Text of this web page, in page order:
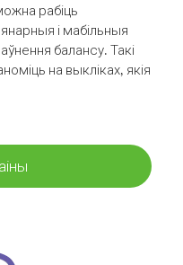
рабіць
і мабільныя
балансу. Такі
на выкліках, якія